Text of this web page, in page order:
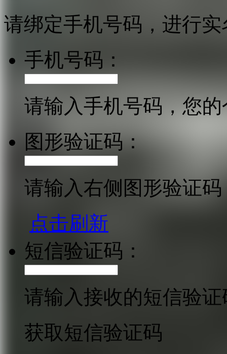
请绑定手机号码，进行
手机号码：
请输入手机号码，您
图形验证码：
请输入右侧图形验证码
点击刷新
短信验证码：
请输入接收的短信验证
获取短信验证码